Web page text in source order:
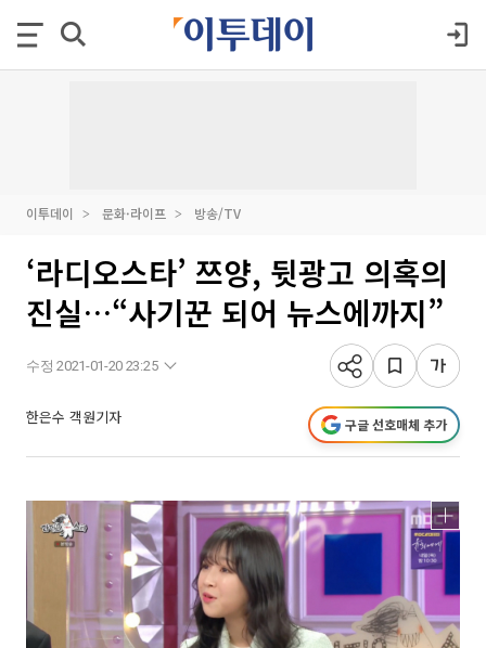
이투데이 문화·라이프 방송/TV
‘라디오스타’ 쯔양, 뒷광고 의혹의
진실…“사기꾼 되어 뉴스에까지”
수정 2021-01-20 23:25
한은수 객원기자 구글 선호매체 추가